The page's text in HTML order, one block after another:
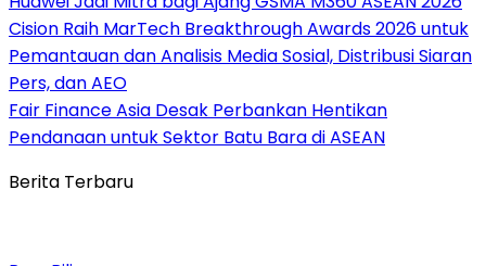
Cision Raih MarTech Breakthrough Awards 2026 untuk
Pemantauan dan Analisis Media Sosial, Distribusi Siaran
Pers, dan AEO
Fair Finance Asia Desak Perbankan Hentikan
Pendanaan untuk Sektor Batu Bara di ASEAN
Berita Terbaru